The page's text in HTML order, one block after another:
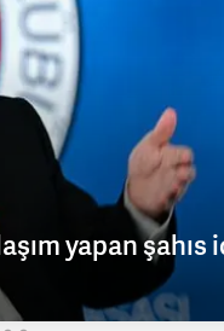
yapan şahıs